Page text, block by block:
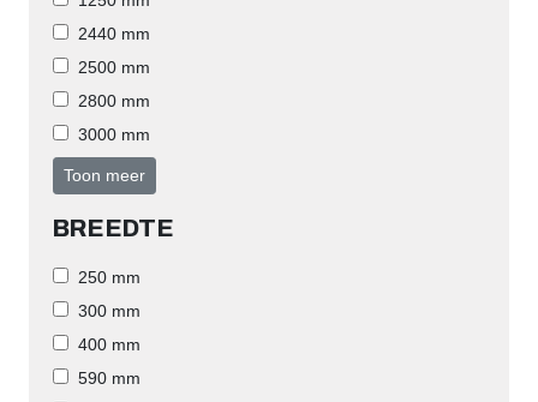
2440 mm
2500 mm
2800 mm
3000 mm
Toon meer
BREEDTE
250 mm
300 mm
400 mm
590 mm